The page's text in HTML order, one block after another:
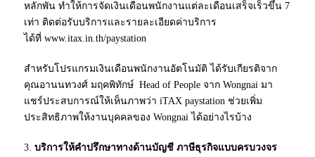
หลักพัน ทำให้การจัดเงินเดือนพนักงานแต่ละเดือนเสร็จเร็วขึ้น 7
เท่า ติดต่อรับบริการและรายละเอียดค่าบริการ
ได้ที่ www.itax.in.th/paystation
สำหรับโปรแกรมเงินเดือนพนักงานอัตโนมัติ ได้รับเกียรติจาก
คุณอานนทวงศ์ มฤคพิทักษ์ Head of People จาก Wongnai มา
แชร์ประสบการณ์ให้เห็นภาพว่า iTAX paystation ช่วยเพิ่ม
ประสิทธิภาพให้งานบุคคลของ Wongnai ได้อย่างไรบ้าง
3. บริการให้คำปรึกษาทางด้านบัญชี ภาษีธุรกิจแบบครบวงจร